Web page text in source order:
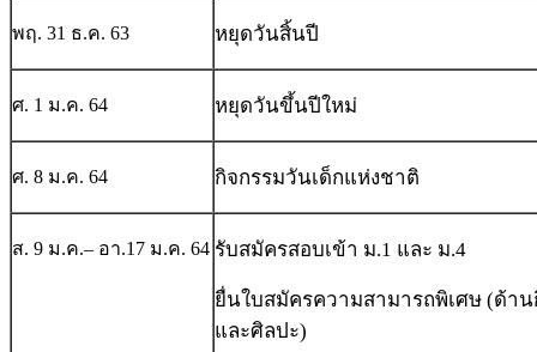
พฤ. 31 ธ.ค. 63 หยุดวันสิ้นปี
ศ. 1 ม.ค. 64 หยุดวันขึ้นปีใหม่
ศ. 8 ม.ค. 64 กิจกรรมวันเด็กแห่งชาติ
ส. 9 ม.ค.– อา.17 ม.ค. 64 รับสมัครสอบเข้า ม.1 และ ม.4
ยื่นใบสมัครความสามารถพิเศษ (ด้า
และศิลปะ)